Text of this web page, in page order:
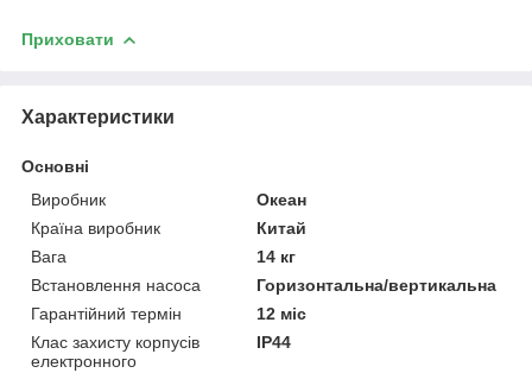
Приховати
Характеристики
Основні
Виробник
Океан
Країна виробник
Китай
Вага
14 кг
Встановлення насоса
Горизонтальна/вертикальна
Гарантійний термін
12 міс
Клас захисту корпусів
електронного
IP44